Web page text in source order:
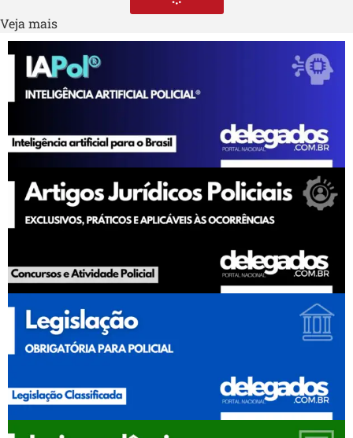
Veja mais